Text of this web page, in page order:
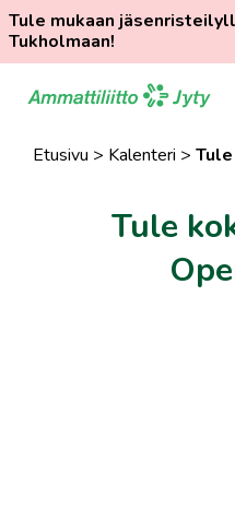
Tule mukaan
Tukholmaan!
suoraan
Etusivu > Kalenteri >
Tule